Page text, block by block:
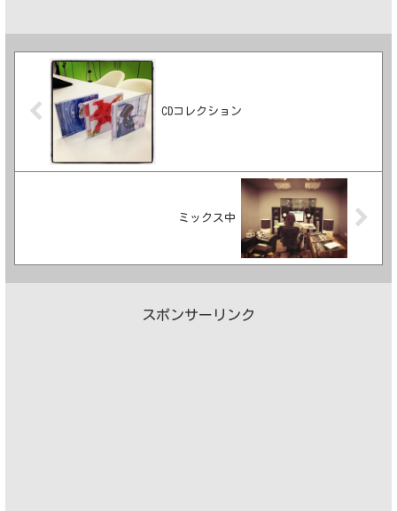
CDコレクション
ミックス中
スポンサーリンク